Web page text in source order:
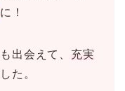
に！
出会えて、 充実
た。